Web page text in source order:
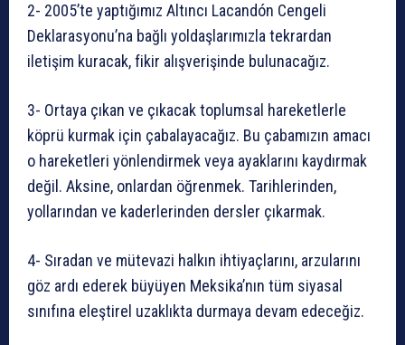
2- 2005’te yaptığımız Altıncı Lacandón Cengeli
Deklarasyonu’na bağlı yoldaşlarımızla tekrardan
iletişim kuracak, fikir alışverişinde bulunacağız.
3- Ortaya çıkan ve çıkacak toplumsal hareketlerle
köprü kurmak için çabalayacağız. Bu çabamızın amacı
o hareketleri yönlendirmek veya ayaklarını kaydırmak
değil. Aksine, onlardan öğrenmek. Tarihlerinden,
yollarından ve kaderlerinden dersler çıkarmak.
4- Sıradan ve mütevazi halkın ihtiyaçlarını, arzularını
göz ardı ederek büyüyen Meksika’nın tüm siyasal
sınıfına eleştirel uzaklıkta durmaya devam edeceğiz.